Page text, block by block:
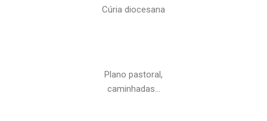
Cúria diocesana
Plano pastoral,
caminhadas…